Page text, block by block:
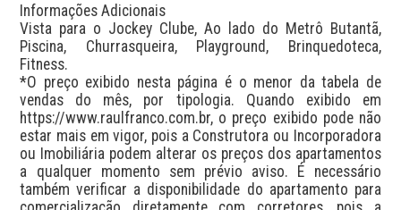
Informações Adicionais
Vista para o Jockey Clube, Ao lado do Metrô Butantã,
Piscina, Churrasqueira, Playground, Brinquedoteca,
Fitness.
*O preço exibido nesta página é o menor da tabela de
vendas do mês, por tipologia. Quando exibido em
https://www.raulfranco.com.br, o preço exibido pode não
estar mais em vigor, pois a Construtora ou Incorporadora
ou Imobiliária podem alterar os preços dos apartamentos
a qualquer momento sem prévio aviso. É necessário
também verificar a disponibilidade do apartamento para